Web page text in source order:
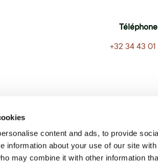
content and ads, to provide
information about your use of our site
may combine it with other information
Téléphone
+32 34 43 01